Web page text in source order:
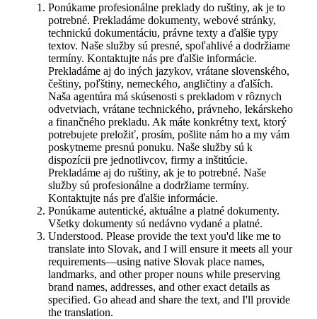
Ponúkame profesionálne preklady do ruštiny, ak je to
potrebné. Prekladáme dokumenty, webové stránky,
technickú dokumentáciu, právne texty a ďalšie typy
textov. Naše služby sú presné, spoľahlivé a dodržiame
termíny. Kontaktujte nás pre ďalšie informácie.
Prekladáme aj do iných jazykov, vrátane slovenského,
češtiny, poľštiny, nemeckého, angličtiny a ďalších.
Naša agentúra má skúsenosti s prekladom v rôznych
odvetviach, vrátane technického, právneho, lekárskeho
a finančného prekladu. Ak máte konkrétny text, ktorý
potrebujete preložiť, prosím, pošlite nám ho a my vám
poskytneme presnú ponuku. Naše služby sú k
dispozícii pre jednotlivcov, firmy a inštitúcie.
Prekladáme aj do ruštiny, ak je to potrebné. Naše
služby sú profesionálne a dodržiame termíny.
Kontaktujte nás pre ďalšie informácie.
Ponúkame autentické, aktuálne a platné dokumenty.
Všetky dokumenty sú nedávno vydané a platné.
Understood. Please provide the text you'd like me to
translate into Slovak, and I will ensure it meets all your
requirements—using native Slovak place names,
landmarks, and other proper nouns while preserving
brand names, addresses, and other exact details as
specified. Go ahead and share the text, and I'll provide
the translation.